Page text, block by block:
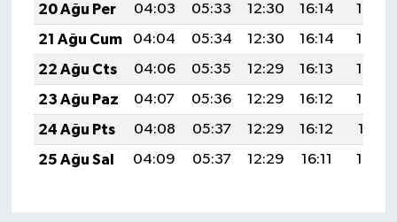
20 Ağu Per
04:03 05:33 12:30 16:14
19:17
21 Ağu Cum
04:04 05:34 12:30 16:14
19:15
22 Ağu Cts
04:06 05:35 12:29 16:13
19:14
23 Ağu Paz
04:07 05:36 12:29 16:12
19:13
24 Ağu Pts
04:08 05:37 12:29 16:12
19:11
25 Ağu Sal
04:09 05:37 12:29 16:11 19:10